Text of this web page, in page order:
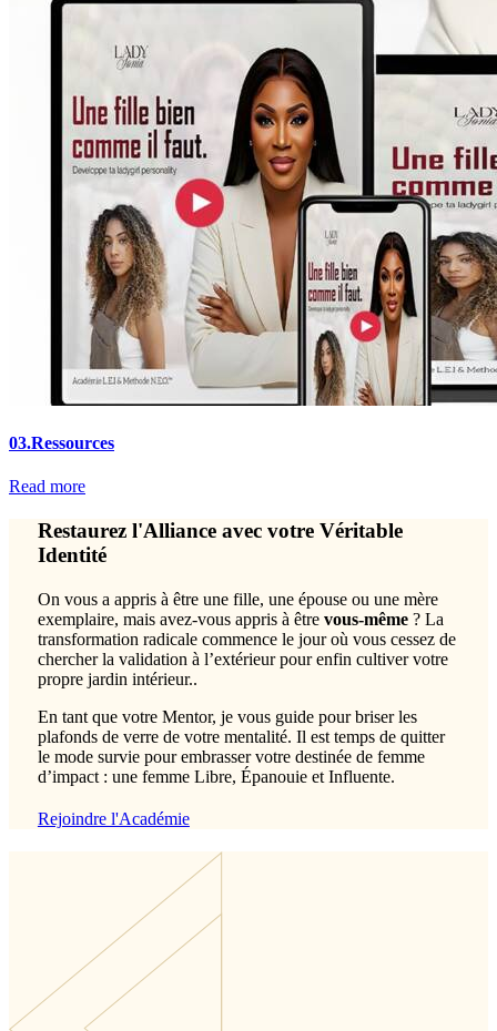
03.Ressources
Read more
Restaurez l'Alliance avec votre Véritable
Identité
On vous a appris à être une fille, une épouse ou une mère
exemplaire, mais avez-vous appris à être vous-même? La
transformation radicale commence le jour où vous cessez de
chercher la validation à l’extérieur pour enfin cultiver votre
propre jardin intérieur..
En tant que votre Mentor, je vous guide pour briser les
plafonds de verre de votre mentalité. Il est temps de quitter
le mode survie pour embrasser votre destinée de femme
d’impact : une femme Libre, Épanouie et Influente.
Rejoindre l'Académie